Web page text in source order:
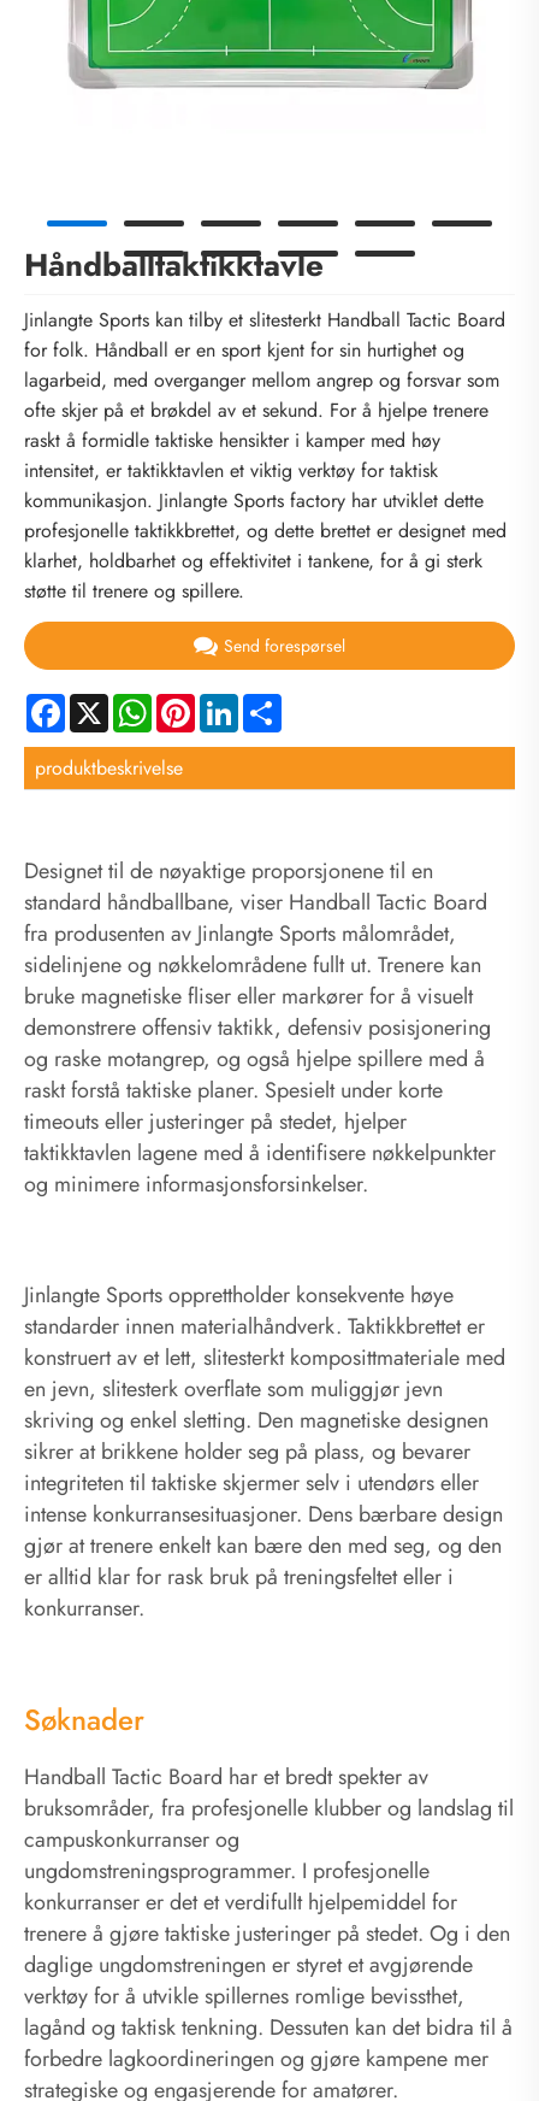
Håndballtaktikktavle
Jinlangte Sports kan tilby et slitesterkt Handball Tactic Board
for folk. Håndball er en sport kjent for sin hurtighet og
lagarbeid, med overganger mellom angrep og forsvar som
ofte skjer på et brøkdel av et sekund. For å hjelpe trenere
raskt å formidle taktiske hensikter i kamper med høy
intensitet, er taktikktavlen et viktig verktøy for taktisk
kommunikasjon. Jinlangte Sports factory har utviklet dette
profesjonelle taktikkbrettet, og dette brettet er designet med
klarhet, holdbarhet og effektivitet i tankene, for å gi sterk
støtte til trenere og spillere.
Send forespørsel
Facebook
X WhatsApp
PinterestLinkedIn
produktbeskrivelse
Designet til de nøyaktige proporsjonene til en
standard håndballbane, viser Handball Tactic Board
fra produsenten av Jinlangte Sports målområdet,
sidelinjene og nøkkelområdene fullt ut. Trenere kan
bruke magnetiske fliser eller markører for å visuelt
demonstrere offensiv taktikk, defensiv posisjonering
og raske motangrep, og også hjelpe spillere med å
raskt forstå taktiske planer. Spesielt under korte
timeouts eller justeringer på stedet, hjelper
taktikktavlen lagene med å identifisere nøkkelpunkter
og minimere informasjonsforsinkelser.
Jinlangte Sports opprettholder konsekvente høye
standarder innen materialhåndverk. Taktikkbrettet er
konstruert av et lett, slitesterkt komposittmateriale med
en jevn, slitesterk overflate som muliggjør jevn
skriving og enkel sletting. Den magnetiske designen
sikrer at brikkene holder seg på plass, og bevarer
integriteten til taktiske skjermer selv i utendørs eller
intense konkurransesituasjoner. Dens bærbare design
gjør at trenere enkelt kan bære den med seg, og den
er alltid klar for rask bruk på treningsfeltet eller i
konkurranser.
Søknader
Handball Tactic Board har et bredt spekter av
bruksområder, fra profesjonelle klubber og landslag til
campuskonkurranser og
ungdomstreningsprogrammer. I profesjonelle
konkurranser er det et verdifullt hjelpemiddel for
trenere å gjøre taktiske justeringer på stedet. Og i den
daglige ungdomstreningen er styret et avgjørende
verktøy for å utvikle spillernes romlige bevissthet,
lagånd og taktisk tenkning. Dessuten kan det bidra til å
forbedre lagkoordineringen og gjøre kampene mer
strategiske og engasjerende for amatører.